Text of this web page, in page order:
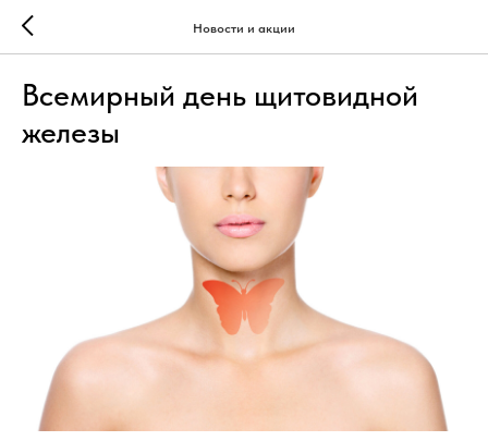
Новости и акции
Всемирный день щитовидной
железы